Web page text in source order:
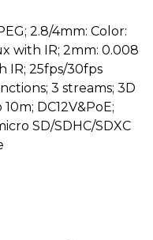
2.8/4mm: Color:
with IR; 2mm: 0.008
IR; 25fps/30fps
3 streams; 3D
DC12V&PoE;
SD/SDHC/SDXC